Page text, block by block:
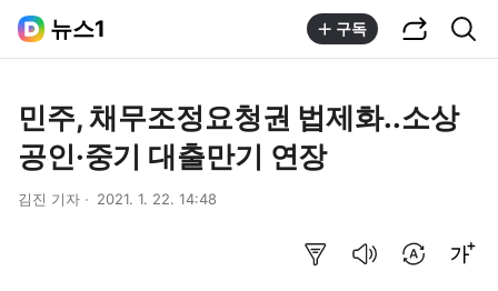
뉴스1 구독
민주, 채무조정요청권 법제화..소상
공인·중기 대출만기 연장
김진 기자 2021. 1. 22. 14:48